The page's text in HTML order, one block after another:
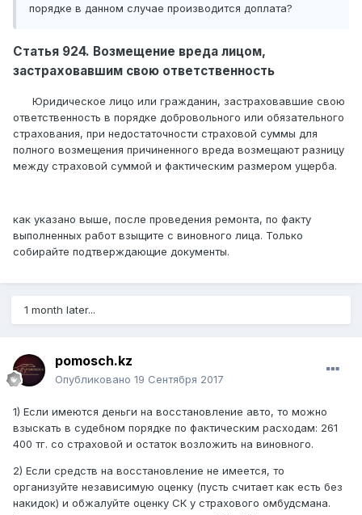
порядке в данном случае производится доплата?
Статья 924. Возмещение вреда лицом,
застраховавшим свою ответственность
Юридическое лицо или гражданин, застраховавшие свою
ответственность в порядке добровольного или обязательного
страхования, при недостаточности страховой суммы для
полного возмещения причиненного вреда возмещают разницу
между страховой суммой и фактическим размером ущерба.
как указано выше, после проведения ремонта, по факту
выполненных работ взыщите с виновного лица. Только
собирайте подтверждающие документы.
1 month later...
pomosch.kz
Опубликовано 19 Сентября 2017
1) Если имеются деньги на восстановление авто, то можно
взыскать в судебном порядке по фактическим расходам: 261
400 тг. со страховой и остаток возложить на виновного.
2) Если средств на восстановление не имеется, то
организуйте независимую оценку (пусть считает как есть без
накидок) и обжалуйте оценку СК у страхового омбудсмана.